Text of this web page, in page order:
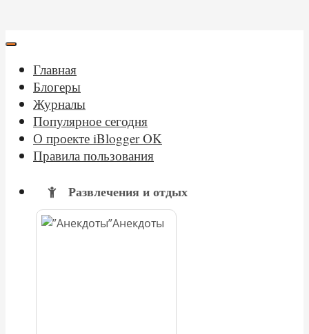
Главная
Блогеры
Журналы
Популярное сегодня
О проекте iBlogger OK
Правила пользования
Развлечения и отдых
Анекдоты